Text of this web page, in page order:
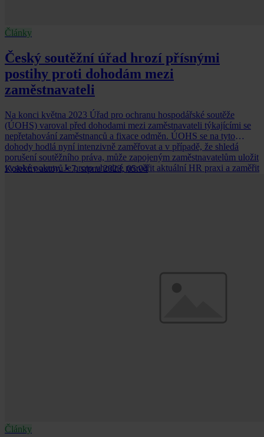
Články
Český soutěžní úřad hrozí přísnými
postihy proti dohodám mezi
zaměstnavateli
Na konci května 2023 Úřad pro ochranu hospodářské soutěže
(ÚOHS) varoval před dohodami mezi zaměstnavateli týkajícími se
nepřetahování zaměstnanců a fixace odměn. ÚOHS se na tyto
dohody hodlá nyní intenzivně zaměřovat a v případě, že shledá
porušení soutěžního práva, může zapojeným zaměstnavatelům uložit
vysoké pokuty. Je proto vhodné prověřit aktuální HR praxi a zaměřit
Kolektiv autorů • 7. srpna 2023, 05:04
Články